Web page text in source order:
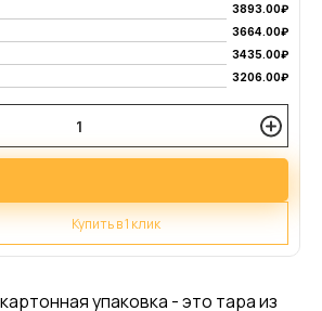
3893.00₽
3664.00₽
3435.00₽
3206.00₽
Купить в 1 клик
упаковка - это тара из